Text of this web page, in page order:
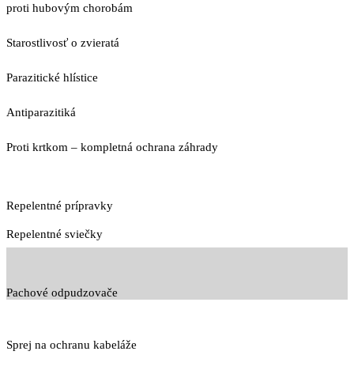
proti hubovým chorobám
Starostlivosť o zvieratá
Parazitické hlístice
Antiparazitiká
Proti krtkom – kompletná ochrana záhrady
Repelentné prípravky
Repelentné sviečky
Pachové odpudzovače
Sprej na ochranu kabeláže